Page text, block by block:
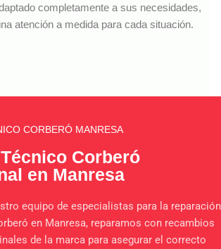
completamente a sus necesidades,
atención a medida para cada situación.
CORBERÓ MANRESA
Corberó
en Manresa
equipo de especialistas para la reparación
en Manresa, reparamos con recambios
de la marca para asegurar el correcto